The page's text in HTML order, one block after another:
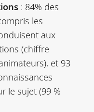
: 84% des
les
aux
(chiffre
et 93
le sujet (99 %